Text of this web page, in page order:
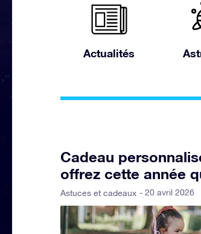
Actualités
Cadeau
offrez cette année
Astuces et cadeaux - 20 avril 2026